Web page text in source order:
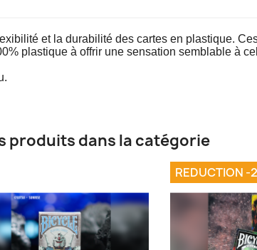
et la durabilité des cartes en plastique.
plastique à offrir une sensation semblable à
produits dans la catégorie
REDUCTION